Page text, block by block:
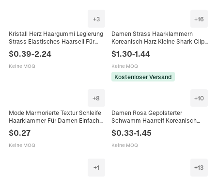
+3
Kristall Herz Haargummi Legierung
Strass Elastisches Haarseil Für
Damen Süße Minimalistische
Ästhetische Haaraccessoires Für
Dating
$0.39-2.24
Keine MOQ
+16
Damen Strass Haarklammern
Koreanisch Harz Kleine Shark Clips
Geometrische Haar-Accessoires
Für Dickes Dünnes Haar Alltag
Dating
$1.30-1.44
Keine MOQ
Kostenloser Versand
+8
Mode Marmorierte Textur Schleife
Haarklammer Für Damen Einfache
Elegante Marmormuster
Quadratische Haarschmuck Für
Den Alltag
$0.27
Keine MOQ
+10
Damen Rosa Gepolsterter
Schwamm Haarreif Koreanisch
Süß Stoff Haarband Mode
Haaraccessoires Für Täglich
Mädchen Handgefertigt
$0.33-1.45
Keine MOQ
+1 +13